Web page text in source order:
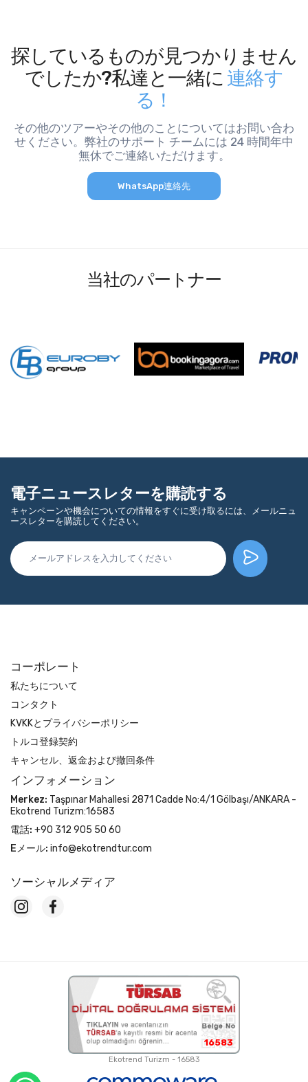
探しているものが見つかりません
でしたか?私達と一緒に 連絡す
る！
その他のツアーやその他のことについてはお問い合わ
せください。弊社のサポート チームには 24 時間年中
無休でご連絡いただけます。
WhatsApp連絡先
当社のパートナー
電子ニュースレターを購読する
キャンペーンや機会についての情報をすぐに受け取るには、メールニュ
ースレターを購読してください。
コーポレート
私たちについて
コンタクト
KVKKとプライバシーポリシー
トルコ登録契約
キャンセル、返金および撤回条件
インフォメーション
Merkez: Taşpınar Mahallesi 2871 Cadde No:4/1 Gölbaşı/ANKARA -
Ekotrend Turizm:16583
電話: +90 312 905 50 60
Eメール: info@ekotrendtur.com
ソーシャルメディア
16583
Ekotrend Turizm - 16583